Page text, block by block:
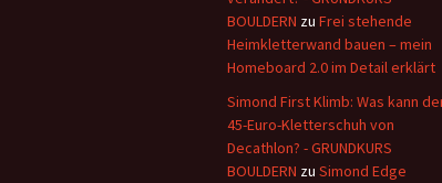
BOULDERN zu Frei stehende
Heimkletterwand bauen – mein
Homeboard 2.0 im Detail erklärt
Simond First Klimb: Was kann
45-Euro-Kletterschuh von
Decathlon? - GRUNDKURS
BOULDERN zu Simond Edge